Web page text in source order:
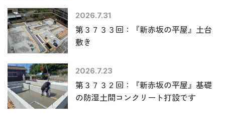
2026.7.31
第３７３３回：『新赤坂の平屋』土台
敷き
2026.7.23
第３７３２回：『新赤坂の平屋』基礎
の防湿土間コンクリート打設です